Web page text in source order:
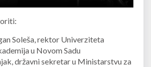
Soleša, rektor Univerziteta
u Novom Sadu
državni sekretar u Ministarstvu za